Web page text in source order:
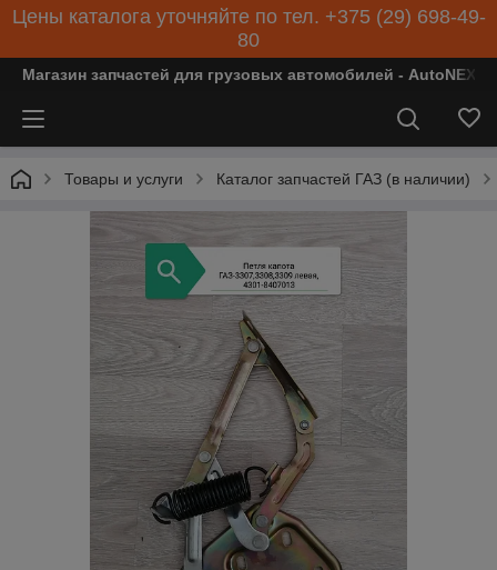
Цены каталога уточняйте по тел. +375 (29) 698-49-
80
Магазин запчастей для грузовых автомобилей - AutoNEXT
Товары и услуги Каталог запчастей ГАЗ (в наличии)